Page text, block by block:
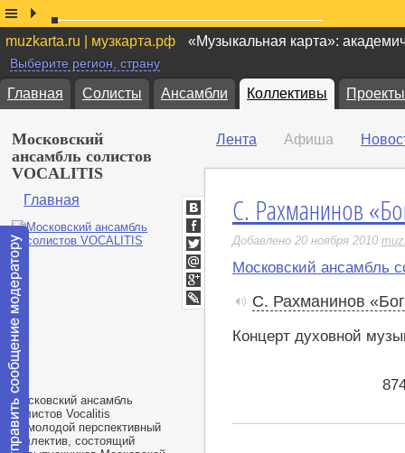
muzkarta.ru | музкарта.рф «Музыкальная карта»:
Выберите регион, страну
Главная Солисты Ансамбли Коллективы Проекты
Московский
ансамбль солистов
VOCALITIS
Главная
Московский ансамбль
солистов Vocalitis
— молодой перспективный
коллектив, состоящий
Лента Афиша
С. Рахманинов
Добавлено 20 ноября 2010
Московский ансамбль
С. Рахманинов
Концерт духовной
ВКонтакте
Facebook
Twitter
Мой
Мир
Google+
LiveJournal